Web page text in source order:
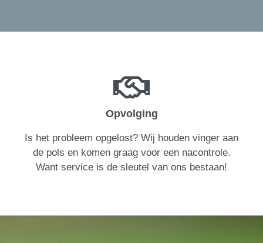
Opvolging
Is het probleem opgelost? Wij houden vinger aan
de pols en komen graag voor een nacontrole.
Want service is de sleutel van ons bestaan!